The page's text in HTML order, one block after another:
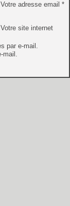
Votre adresse email *
Votre site internet
par e-mail.
mail.